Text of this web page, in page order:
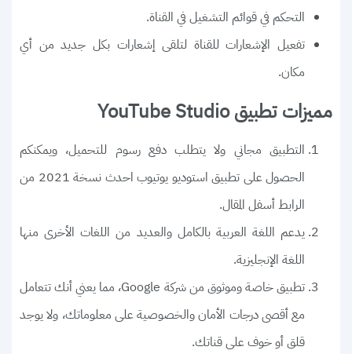
التحكم في قوائم التشغيل في القناة.
تفعيل الإشعارات للقناة لتلقى إشعارات بكل جديد من أي
مكان.
مميزات تطبيق YouTube Studio
التطبيق مجاني ولا يتطلب دفع رسوم للتحميل، ويمكنكم
الحصول على تطبيق استوديو يوتيوب احدث نسخة 2021 من
الرابط أسفل المقال.
يدعم اللغة العربية بالكامل والعديد من اللغات الأخرى منها
اللغة الإنجليزية.
تطبيق خاصة وموثوق من شركة Google، مما يعني أنك تتعامل
مع أقصى درجات الأمان والخصوصية على معلوماتك، ولا يوجد
قلق أو خوف على قناتك.